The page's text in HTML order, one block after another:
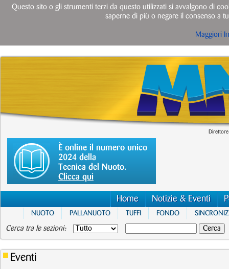
È online il numero unico
2024 della
Tecnica del Nuoto.
Clicca qui
Home Notizie & Eventi
NUOTO PALLANUOTO TUFFI FONDO
Cerca tra le sezioni:
Eventi
Questo sito o gli strumenti terzi da questo utilizzati si avvalgono di
saperne di più o negare il consenso a
Maggiori